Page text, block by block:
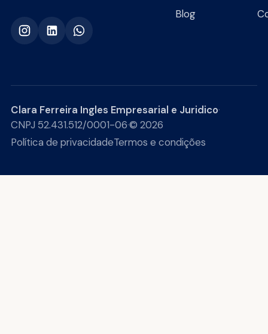
Blog
Clara Ferreira Ingles Empresarial e Juridico·
CNPJ 52.431.512/0001-06·© 2026
Política de privacidadeTermos e condições